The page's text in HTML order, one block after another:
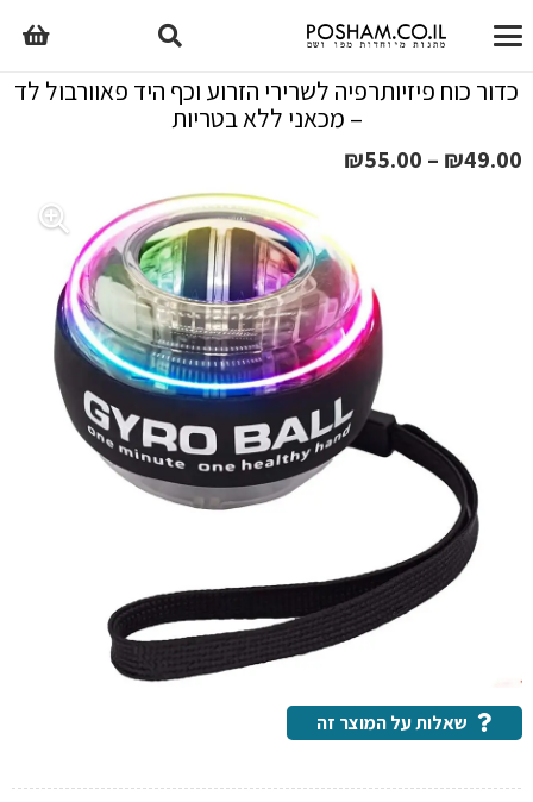
כדור כוח פיזיותרפיה לשרירי הזרוע וכף היד פאוורבול לד
– מכאני ללא בטריות
₪49.00
–
₪55.00
מחירים:
עד
שאלות על המוצר זה